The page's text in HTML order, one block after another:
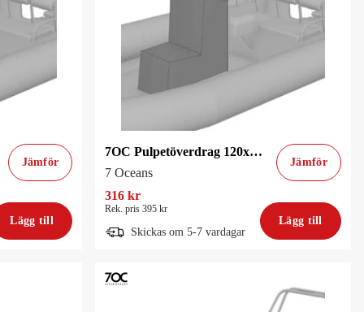
Jämför
Lägg till
7OC Pulpetöverdrag 120x70x65cm
7 Oceans
Jämför
316 kr
Rek. pris 395 kr
Skickas om 5-7 vardagar
Lägg till